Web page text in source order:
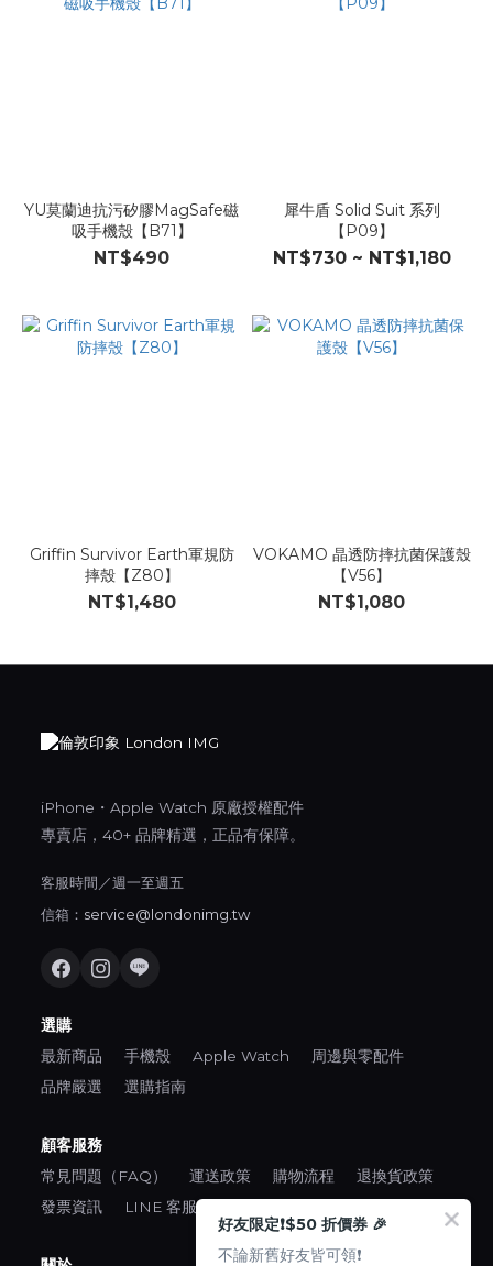
YU莫蘭迪抗污矽膠MagSafe磁
吸手機殼【B71】
NT$490
犀牛盾 Solid Suit 系列
【P09】
NT$730 ~ NT$1,180
Griffin Survivor Earth軍規防
摔殼【Z80】
NT$1,480
VOKAMO 晶透防摔抗菌保護殼
【V56】
NT$1,080
iPhone・Apple Watch 原廠授權配件
專賣店，40+ 品牌精選，正品有保障。
客服時間／週一至週五
信箱： service@londonimg.tw
選購
最新商品 手機殼 Apple Watch
周邊與零配件
品牌嚴選
選購指南
顧客服務
常見問題（FAQ） 運送政策 購物流程
退換貨政策
發票資訊
LINE 客服
好友限定❗️$50 折價券 🎉
不論新舊好友皆可領❗️